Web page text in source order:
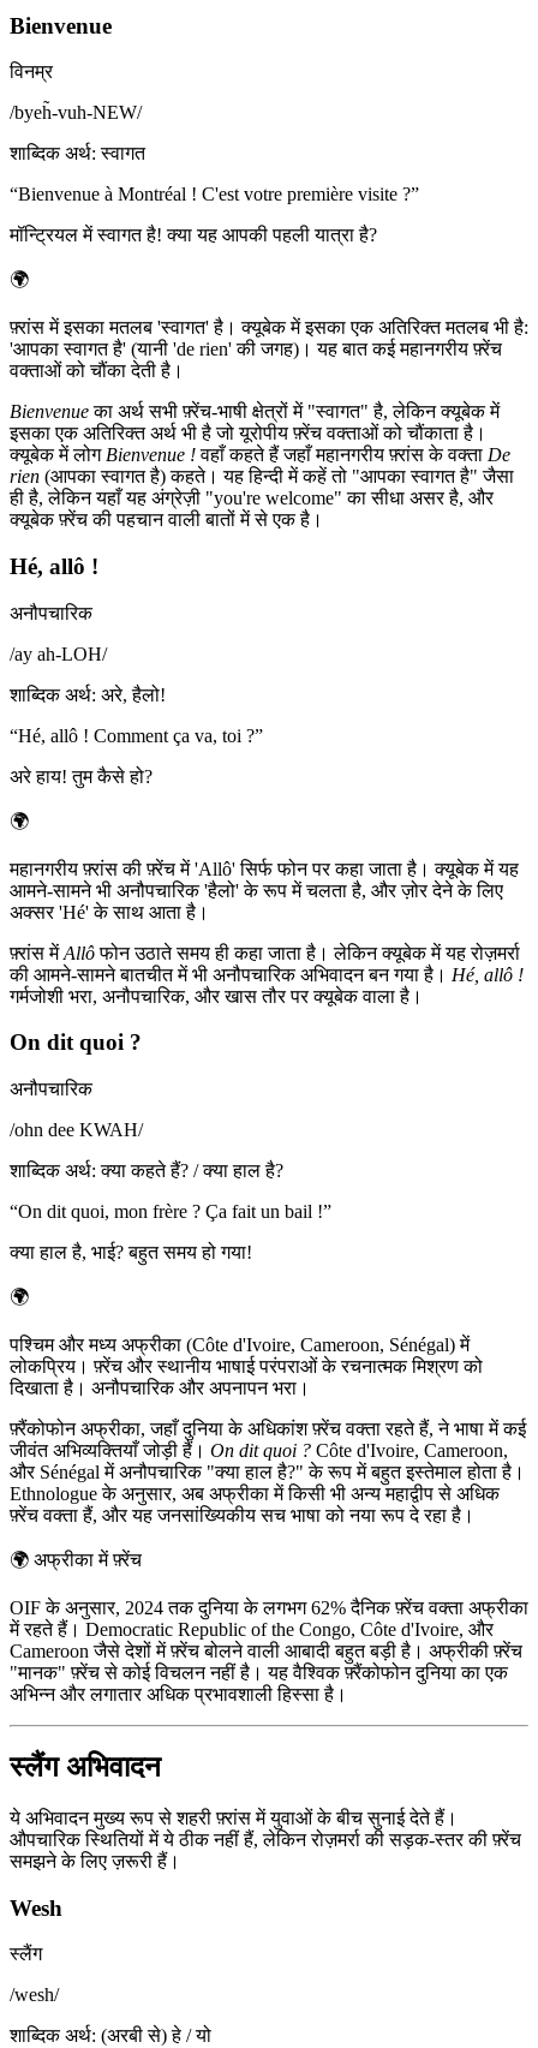
Bienvenue
विनम्र
/byeh̃-vuh-NEW/
शाब्दिक अर्थ: स्वागत
“Bienvenue à Montréal ! C'est votre première visite ?”
मॉन्ट्रियल में स्वागत है! क्या यह आपकी पहली यात्रा है?
🌍
फ़्रांस में इसका मतलब 'स्वागत' है। क्यूबेक में इसका एक अतिरिक्त मतलब भी है:
'आपका स्वागत है' (यानी 'de rien' की जगह)। यह बात कई महानगरीय फ़्रेंच
वक्ताओं को चौंका देती है।
Bienvenueका अर्थ सभी फ़्रेंच-भाषी क्षेत्रों में "स्वागत" है, लेकिन क्यूबेक में
इसका एक अतिरिक्त अर्थ भी है जो यूरोपीय फ़्रेंच वक्ताओं को चौंकाता है।
क्यूबेक में लोग Bienvenue !वहाँ कहते हैं जहाँ महानगरीय फ़्रांस के वक्ता De
rien (आपका स्वागत है) कहते। यह हिन्दी में कहें तो "आपका स्वागत है" जैसा
ही है, लेकिन यहाँ यह अंग्रेज़ी "you're welcome" का सीधा असर है, और
क्यूबेक फ़्रेंच की पहचान वाली बातों में से एक है।
Hé, allô !
अनौपचारिक
/ay ah-LOH/
शाब्दिक अर्थ: अरे, हैलो!
“Hé, allô ! Comment ça va, toi ?”
अरे हाय! तुम कैसे हो?
🌍
महानगरीय फ़्रांस की फ़्रेंच में 'Allô' सिर्फ फोन पर कहा जाता है। क्यूबेक में यह
आमने-सामने भी अनौपचारिक 'हैलो' के रूप में चलता है, और ज़ोर देने के लिए
अक्सर 'Hé' के साथ आता है।
फ़्रांस मेंAllôफोन उठाते समय ही कहा जाता है। लेकिन क्यूबेक में यह रोज़मर्रा
की आमने-सामने बातचीत में भी अनौपचारिक अभिवादन बन गया है। Hé, allô !
गर्मजोशी भरा, अनौपचारिक, और खास तौर पर क्यूबेक वाला है।
On dit quoi ?
अनौपचारिक
/ohn dee KWAH/
शाब्दिक अर्थ: क्या कहते हैं? / क्या हाल है?
“On dit quoi, mon frère ? Ça fait un bail !”
क्या हाल है, भाई? बहुत समय हो गया!
🌍
पश्चिम और मध्य अफ्रीका (Côte d'Ivoire, Cameroon, Sénégal) में
लोकप्रिय। फ़्रेंच और स्थानीय भाषाई परंपराओं के रचनात्मक मिश्रण को
दिखाता है। अनौपचारिक और अपनापन भरा।
फ़्रैंकोफोन अफ्रीका, जहाँ दुनिया के अधिकांश फ़्रेंच वक्ता रहते हैं, ने भाषा में कई
जीवंत अभिव्यक्तियाँ जोड़ी हैं। On dit quoi ? Côte d'Ivoire, Cameroon,
और Sénégal में अनौपचारिक "क्या हाल है?" के रूप में बहुत इस्तेमाल होता है।
Ethnologue के अनुसार, अब अफ्रीका में किसी भी अन्य महाद्वीप से अधिक
फ़्रेंच वक्ता हैं, और यह जनसांख्यिकीय सच भाषा को नया रूप दे रहा है।
🌍 अफ्रीका में फ़्रेंच
OIF के अनुसार, 2024 तक दुनिया के लगभग 62% दैनिक फ़्रेंच वक्ता अफ्रीका
में रहते हैं। Democratic Republic of the Congo, Côte d'Ivoire, और
Cameroon जैसे देशों में फ़्रेंच बोलने वाली आबादी बहुत बड़ी है। अफ्रीकी फ़्रेंच
"मानक" फ़्रेंच से कोई विचलन नहीं है। यह वैश्विक फ़्रैंकोफोन दुनिया का एक
अभिन्न और लगातार अधिक प्रभावशाली हिस्सा है।
स्लैंग अभिवादन
ये अभिवादन मुख्य रूप से शहरी फ़्रांस में युवाओं के बीच सुनाई देते हैं।
औपचारिक स्थितियों में ये ठीक नहीं हैं, लेकिन रोज़मर्रा की सड़क-स्तर की फ़्रेंच
समझने के लिए ज़रूरी हैं।
Wesh
स्लैंग
/wesh/
शाब्दिक अर्थ: (अरबी से) हे / यो